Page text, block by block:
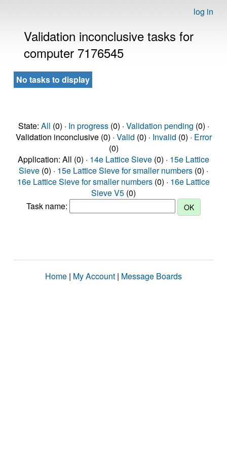
log in
Validation inconclusive tasks for
computer 7176545
No tasks to display
State: All (0) · In progress(0) · Validation pending (0) ·
Validation inconclusive (0) · Valid (0) · Invalid (0) · Error
(0)
Application: All (0) · 14e Lattice Sieve (0) · 15e Lattice
Sieve (0) · 15e Lattice Sieve for smaller numbers (0) ·
16e Lattice Sieve for smaller numbers (0) · 16e Lattice
Sieve V5 (0)
Task name:
Home | My Account | Message Boards